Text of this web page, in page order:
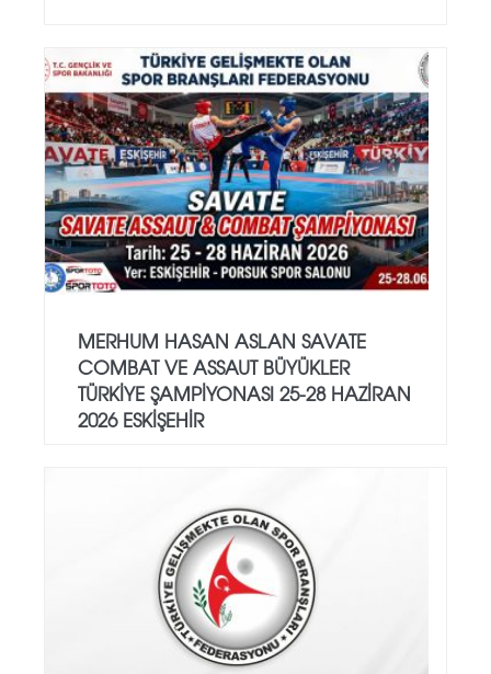
MERHUM HASAN ASLAN SAVATE
COMBAT VE ASSAUT BÜYÜKLER
TÜRKİYE ŞAMPİYONASI 25-28 HAZİRAN
2026 ESKİŞEHİR